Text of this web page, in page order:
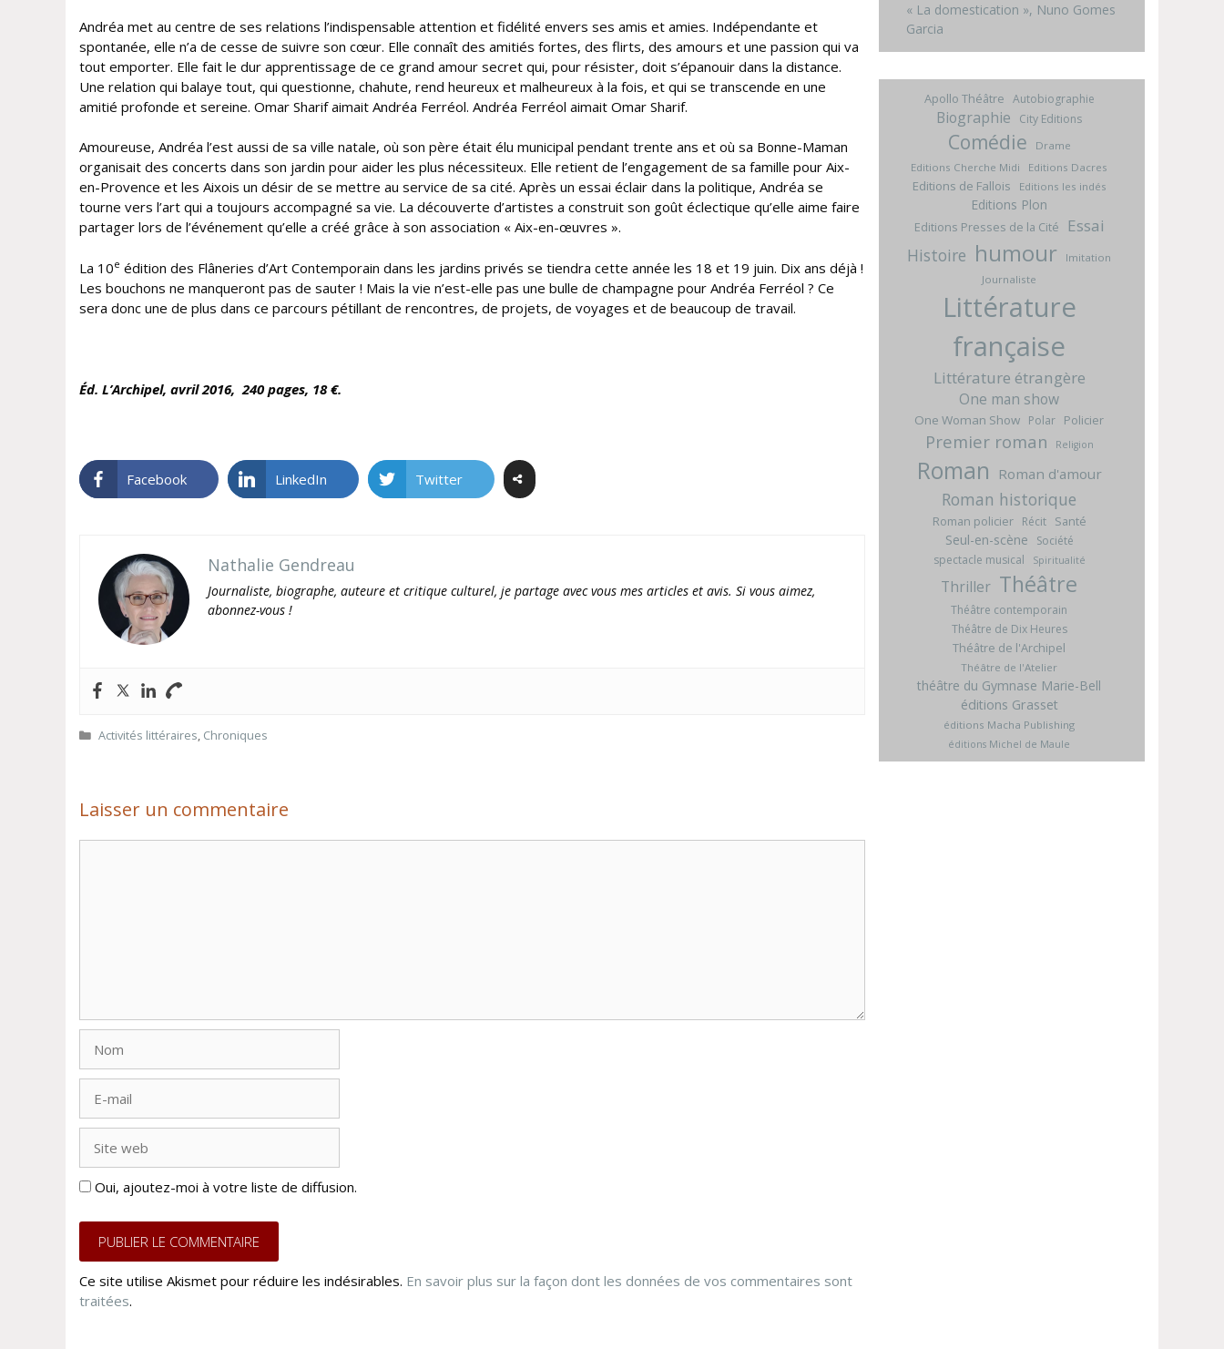
Andréa met au centre de ses relations l’indispensable attention et fidélité envers ses amis et amies. Indépendante et
spontanée, elle n’a de cesse de suivre son cœur. Elle connaît des amitiés fortes, des flirts, des amours et une passion qui va
tout emporter. Elle fait le dur apprentissage de ce grand amour secret qui, pour résister, doit s’épanouir dans la distance.
Une relation qui balaye tout, qui questionne, chahute, rend heureux et malheureux à la fois, et qui se transcende en une
amitié profonde et sereine. Omar Sharif aimait Andréa Ferréol. Andréa Ferréol aimait Omar Sharif.
Amoureuse, Andréa l’est aussi de sa ville natale, où son père était élu municipal pendant trente ans et où sa Bonne-Maman
organisait des concerts dans son jardin pour aider les plus nécessiteux. Elle retient de l’engagement de sa famille pour Aix-
en-Provence et les Aixois un désir de se mettre au service de sa cité. Après un essai éclair dans la politique, Andréa se
tourne vers l’art qui a toujours accompagné sa vie. La découverte d’artistes a construit son goût éclectique qu’elle aime faire
partager lors de l’événement qu’elle a créé grâce à son association « Aix-en-œuvres ».
La 10e édition des Flâneries d’Art Contemporain dans les jardins privés se tiendra cette année les 18 et 19 juin. Dix ans déjà !
Les bouchons ne manqueront pas de sauter ! Mais la vie n’est-elle pas une bulle de champagne pour Andréa Ferréol ? Ce
sera donc une de plus dans ce parcours pétillant de rencontres, de projets, de voyages et de beaucoup de travail.
Éd. L’Archipel, avril 2016, 240 pages, 18 €.
Facebook LinkedIn Twitter
Nathalie Gendreau
Journaliste, biographe, auteure et critique culturel, je partage avec vous mes articles et avis. Si vous aimez,
abonnez-vous !
Catégories
Activités littéraires, Chroniques
Laisser un commentaire
mail
web
Oui, ajoutez-moi à votre liste de diffusion.
Ce site utilise Akismet pour réduire les indésirables. En savoir plus sur la façon dont les données de vos commentaires sont
traitées.
« La domestication », Nuno Gomes
Garcia
Apollo Théâtre Autobiographie
Biographie City Editions
Comédie
Drame
Editions Cherche Midi
Editions Dacres
Editions de Fallois Editions les indés
Editions Plon
Editions Presses de la Cité Essai
Histoire humour
Imitation
Journaliste
Littérature
française
Littérature étrangère
One man show
One Woman Show Polar Policier
Premier roman Religion
Roman Roman d'amour
Roman historique
Roman policier Récit Santé
Seul-en-scène
Société
spectacle musical
Spiritualité
Thriller Théâtre
Théâtre contemporain
Théâtre de Dix Heures
Théâtre de l'Archipel
Théâtre de l'Atelier
théâtre du Gymnase Marie-Bell
éditions Grasset
éditions Macha Publishing
éditions Michel de Maule